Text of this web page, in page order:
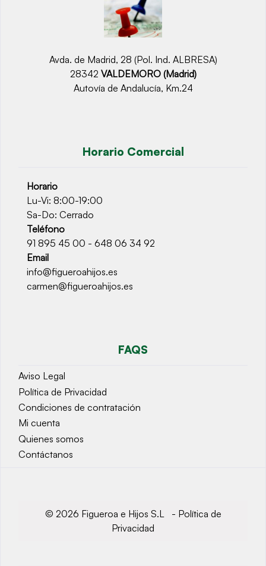
Avda. de Madrid, 28 (Pol. Ind. ALBRESA)
28342 VALDEMORO (Madrid)
Autovía de Andalucía, Km.24
Horario Comercial
Horario
Lu-Vi: 8:00-19:00
Sa-Do: Cerrado
Teléfono
91 895 45 00 - 648 06 34 92
Email
info@figueroahijos.es
carmen@figueroahijos.es
FAQS
Aviso Legal
Política de Privacidad
Condiciones de contratación
Mi cuenta
Quienes somos
Contáctanos
© 2026 Figueroa e Hijos S.L - Política de
Privacidad